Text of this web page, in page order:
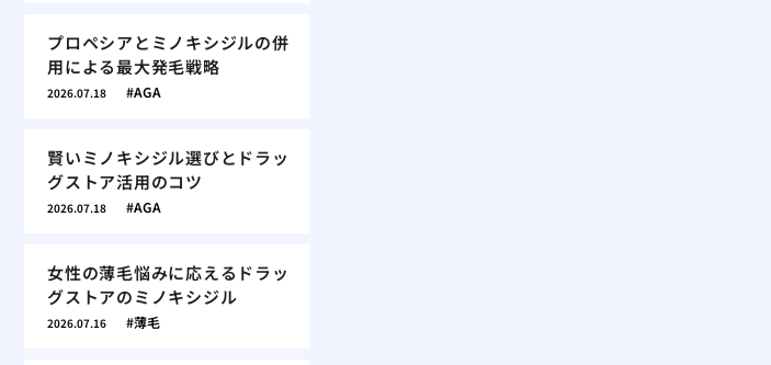
プロペシアとミノキシジルの併
用による最大発毛戦略
2026.07.18 AGA
賢いミノキシジル選びとドラッ
グストア活用のコツ
2026.07.18 AGA
女性の薄毛悩みに応えるドラッ
グストアのミノキシジル
2026.07.16 薄毛